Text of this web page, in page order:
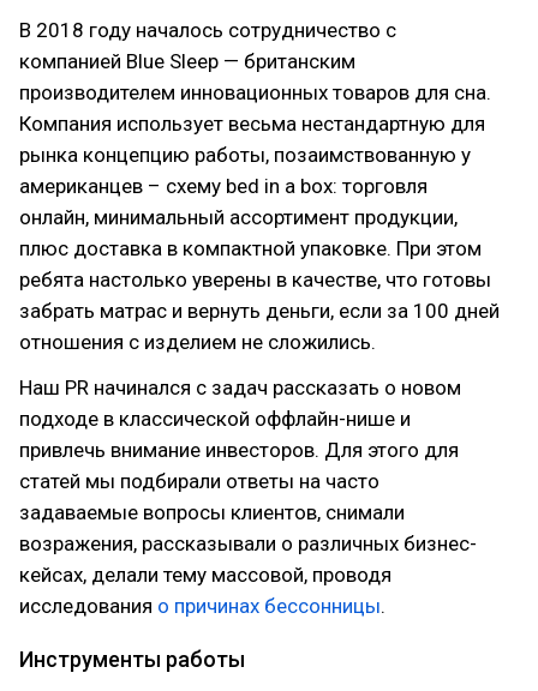
В 2018 году началось сотрудничество с
компанией Blue Sleep — британским
производителем инновационных товаров для сна.
Компания использует весьма нестандартную для
рынка концепцию работы, позаимствованную у
американцев – схему bed in a box: торговля
онлайн, минимальный ассортимент продукции,
плюс доставка в компактной упаковке. При этом
ребята настолько уверены в качестве, что готовы
забрать матрас и вернуть деньги, если за 100 дней
отношения с изделием не сложились.
Наш PR начинался с задач рассказать о новом
подходе в классической оффлайн-нише и
привлечь внимание инвесторов. Для этого для
статей мы подбирали ответы на часто
задаваемые вопросы клиентов, снимали
возражения, рассказывали о различных бизнес-
кейсах, делали тему массовой, проводя
исследования о причинах бессонницы.
Инструменты работы